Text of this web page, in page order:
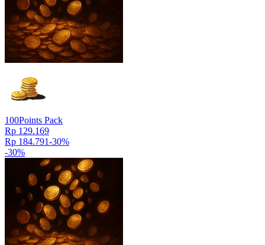
100Points Pack
Rp 129.169
Rp 184.791-30%
-30%